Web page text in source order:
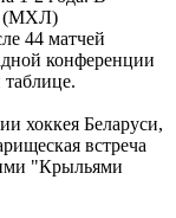
(МХЛ)
44 матчей
конференции
хоккея Беларуси,
встреча
"Крыльями